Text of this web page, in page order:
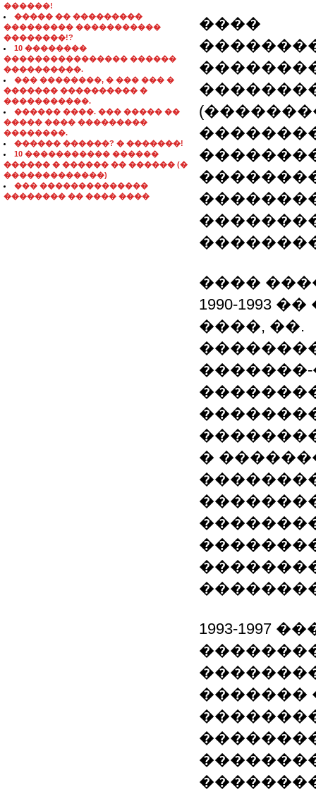
������!
����� �� ���������
��������� �����������
��������!?
10 ��������
���������������� ������
����������.
��� ��������, � ��� ��� �
������� ���������� �
�����������.
������ ����. ��� ����� ��
����� ���� ���������
��������.
������ ������? � �������!
10 ����������� ������
������ � ������ �� ������ (�
�������������)
��� ��������������
�������� �� ���� ����
����
����
1990-
����, ��.
�
1993-1997
�������